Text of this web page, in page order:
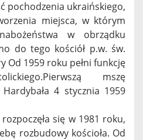
pochodzenia ukraińskiego,
miejsca, w którym
w obrządku
do tego kościół p.w. św.
Od 1959 roku pełni funkcję
mszę
4 stycznia 1959
się w 1981 roku,
rozbudowy kościoła. Od